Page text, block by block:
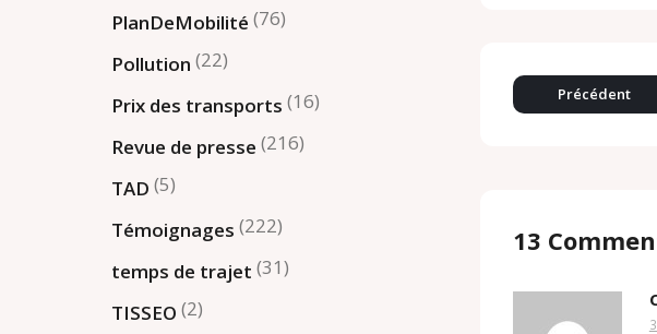
c
Précédent
13
PlanDeMobilité (76)
Pollution (22)
Prix des transports (16)
Revue de presse (216)
TAD (5)
Témoignages (222)
temps de trajet (31)
TISSEO (2)